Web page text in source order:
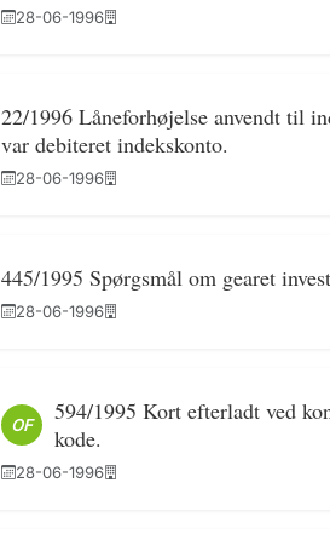
28-06-1996
22/1996 Låneforhøjelse anvendt til
var debiteret indekskonto.
28-06-1996
445/1995 Spørgsmål om gearet
28-06-1996
OF
594/1995 Kort efterladt ved
kode.
28-06-1996